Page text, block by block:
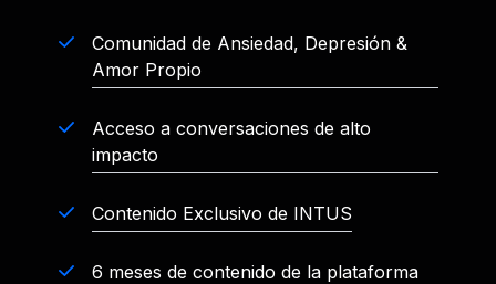
Comunidad de Ansiedad, Depresión &
Amor Propio
Acceso a conversaciones de alto
impacto
Contenido Exclusivo de INTUS
6 meses de contenido de la plataforma